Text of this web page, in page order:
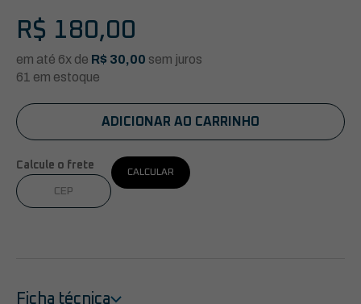
R$ 180,00
em até 6x de R$ 30,00 sem juros
61 em estoque
ADICIONAR AO CARRINHO
Calcule o frete
CALCULAR
Ficha técnica